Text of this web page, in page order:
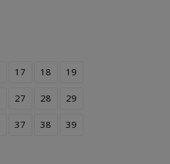
17 18 19
27 28 29
37 38 39